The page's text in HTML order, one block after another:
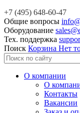
+7 (495) 648-60-47
Общие вопросы
Оборудование
Тех. поддержка
Поиск Корзина Нет
О компании
О
Контакты
Вакансии